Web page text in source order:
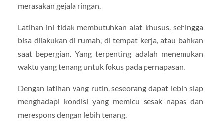
merasakan gejala ringan.
Latihan ini tidak membutuhkan alat khusus, sehingga
bisa dilakukan di rumah, di tempat kerja, atau bahkan
saat bepergian. Yang terpenting adalah menemukan
waktu yang tenang untuk fokus pada pernapasan.
Dengan latihan yang rutin, seseorang dapat lebih siap
menghadapi kondisi yang memicu sesak napas dan
merespons dengan lebih tenang.